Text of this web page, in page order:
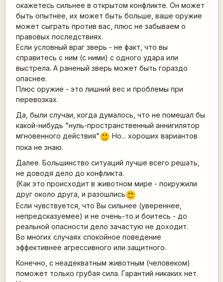
окажетесь сильнее в открытом конфликте. Он может
быть опытнее, их может быть больше, ваше оружие
может сыграть против вас, плюс не забываем о
правовых последствиях.
Если условный враг зверь - не факт, что вы
справитесь с ним (с ними) с одного удара или
выстрела. А раненый зверь может быть гораздо
опаснее.
Плюс оружие - это лишний вес и проблемы при
перевозках.
Да, были случаи, когда думалось, что не помешал бы
какой-нибудь "нуль-пространственный аннигилятор
мгновенного действия" :)
Но... хороших вариантов
пока не знаю.
Далее. Большинство ситуаций лучше всего решать,
не доводя дело до конфликта.
(Как это происходит в животном мире - покружили
друг около друга, и разошлись :)
Если чувствуется, что Вы сильнее (увереннее,
непредсказуемее) и не очень-то и боитесь - до
реальной опасности дело зачастую не доходит.
Во многих случаях спокойное поведение
эффективнее агрессивного или защитного.
Конечно, с неадекватным животным (человеком)
поможет только грубая сила. Гарантий никаких нет.